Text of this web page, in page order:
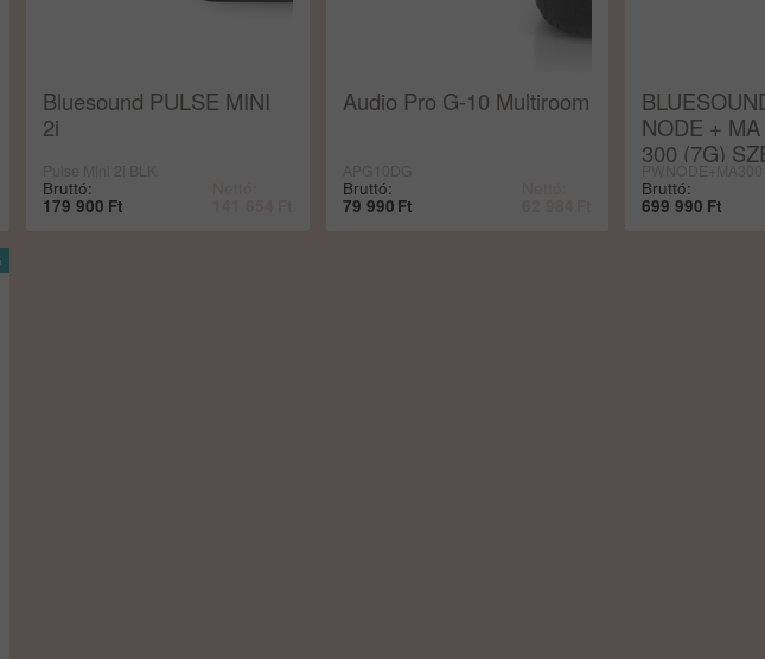
Bluesound PULSE MINI
2i
Bruttó:
179 900 Ft
Audio Pro G-10 Multiroom
Bruttó:
79 990 Ft
NODE +
300 (7G)
Bruttó:
699 990 Ft